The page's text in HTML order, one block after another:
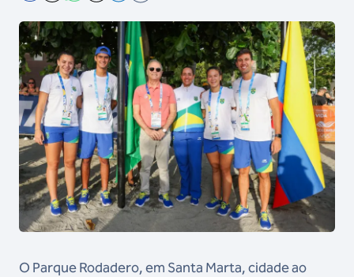
O Parque Rodadero, em Santa Marta, cidade ao